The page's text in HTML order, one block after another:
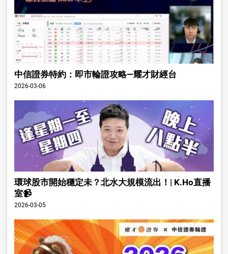
中信證券特約：即市輪證攻略—耀才財經台
2026-03-06
環球股市開始穩定未？北水大規模流出！| K.Ho直播
室📹
2026-03-05